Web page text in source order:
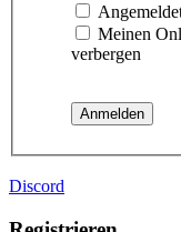
Meinen
verbergen
Discord